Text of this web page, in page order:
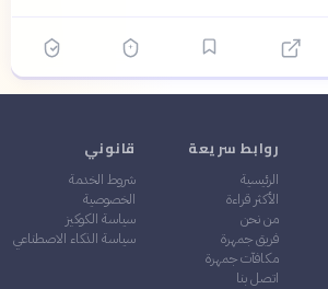
روابط سريعة
الرئيسية
الأكثر قراءة
من نحن
فريق جمهرة
مكافآت جمهرة
اتصل بنا
قانوني
شروط الخدمة
الخصوصية
سياسة الكوكيز
سياسة الذكاء الاصطناعي